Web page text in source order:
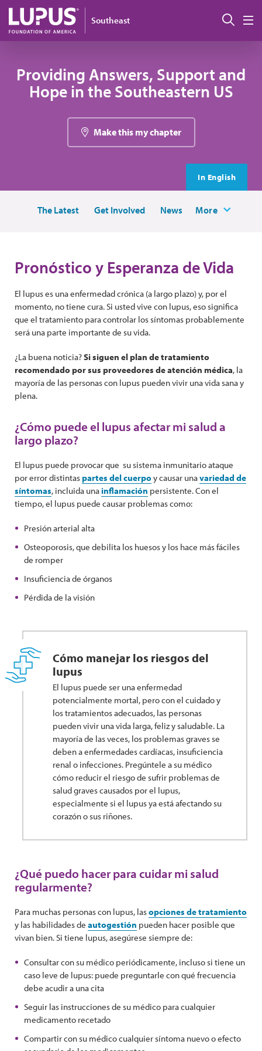
Pasar al contenido principal
Southeast
Providing Answers, Support and
Hope in the Southeastern US
Make this my chapter
In English
The Latest Get Involved News More
Pronóstico y Esperanza de Vida
El lupus es una enfermedad crónica (a largo plazo) y, por el
momento, no tiene cura. Si usted vive con lupus, eso significa
que el tratamiento para controlar los síntomas probablemente
será una parte importante de su vida.
¿La buena noticia?Si siguen el plan de tratamiento
recomendado por sus proveedores de atención médica, la
mayoría de las personas con lupus pueden vivir una vida sana y
plena.
¿Cómo puede el lupus afectar mi salud a
largo plazo?
El lupus puede provocar que su sistema inmunitario ataque
por error distintaspartes del cuerpoy causar unavariedad de
síntomas, incluida una inflamación persistente. Con el
tiempo, el lupus puede causar problemas como:
Presión arterial alta
Osteoporosis, que debilita los huesos y los hace más fáciles
de romper
Insuficiencia de órganos
Pérdida de la visión
Cómo manejar los riesgos del
lupus
El lupus puede ser una enfermedad
potencialmente mortal, pero con el cuidado y
los tratamientos adecuados, las personas
pueden vivir una vida larga, feliz y saludable. La
mayoría de las veces, los problemas graves se
deben a enfermedades cardíacas, insuficiencia
renal o infecciones. Pregúntele a su médico
cómo reducir el riesgo de sufrir problemas de
salud graves causados por el lupus,
especialmente si el lupus ya está afectando su
corazón o sus riñones.
¿Qué puedo hacer para cuidar mi salud
regularmente?
Para muchas personas con lupus, lasopciones de tratamiento
y las habilidades de autogestión pueden hacer posible que
vivan bien. Si tiene lupus, asegúrese siempre de:
Consultar con su médico periódicamente, incluso si tiene un
caso leve de lupus: puede preguntarle con qué frecuencia
debe acudir a una cita
Seguir las instrucciones de su médico para cualquier
medicamento recetado
Compartir con su médico cualquier síntoma nuevo o efecto